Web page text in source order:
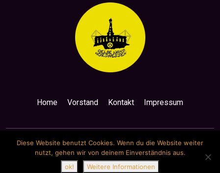
Home Vorstand Kontakt Impressum
Copyright by Gelbe Wand Nordhessen
Diese Website benutzt Cookies. Wenn du die Website weiter
nutzt, gehen wir von deinem Einverständnis aus.
ok!
Weitere Informationen